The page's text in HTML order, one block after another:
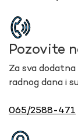
Pozovite
Za sva
radnog dana i
065/2588-471